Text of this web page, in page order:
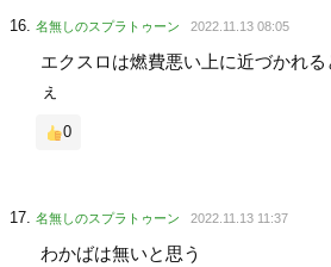
名無しのスプラトゥーン 2022.11.13 08:05
エクスロは燃費悪い上に近づかれ
ぇ
0
名無しのスプラトゥーン 2022.11.13 11:37
わかばは無いと思う